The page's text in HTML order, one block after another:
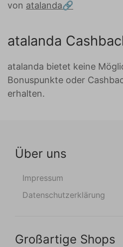
von atalanda
atalanda
atalanda bietet keine
Bonuspunkte oder
erhalten.
Über uns
Impressum
Datenschutzerklärung
Großartige Shops